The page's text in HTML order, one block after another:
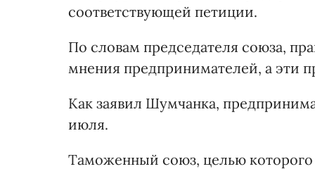
соответствующей петиции.
По словам председателя союза,
мнения предпринимателей, а эти
Как заявил Шумчанка,
июля.
Таможенный союз, целью